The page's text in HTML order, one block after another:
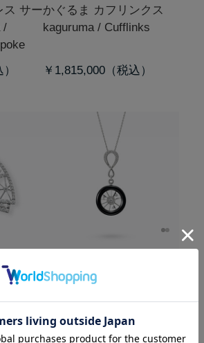
ス サー
/
かぐるま カフリンクス
kaguruma / Cufflinks
￥1,815,000
チ
かぐるま オニキスペンダ
ントkaguruma /
BlackChalcedony Pendant
￥693,000